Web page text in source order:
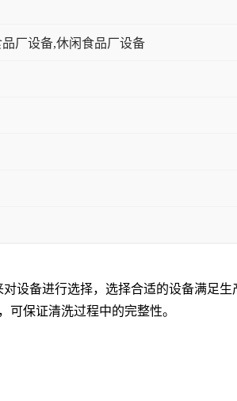
厂设备,休闲食品厂设备
设备进行选择，选择合适的设备满足
可保证清洗过程中的完整性。